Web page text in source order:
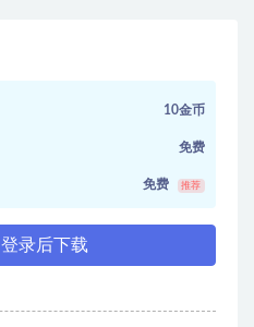
10金币
免费
免费 推荐
登录后下载